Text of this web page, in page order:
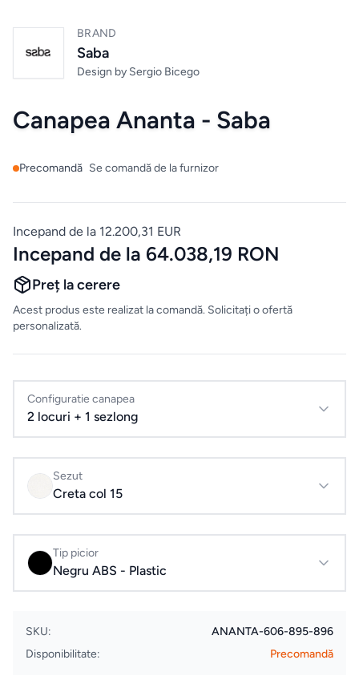
Mobilier
CATEGORII
Ceramica
pentru
& Cursuri
Pardoseli
LVT
BRAND
Saba
Design by Sergio Bicego
Canapea Ananta - Saba
Precomandă Se comandă de la furnizor
Incepand de la 12.200,31 EUR
Incepand de la 64.038,19 RON
Preț la cerere
Acest produs este realizat la comandă. Solicitați o ofertă
personalizată.
Configuratie canapea
2 locuri + 1 sezlong
Sezut
Creta col 15
Tip picior
Negru ABS - Plastic
SKU:
ANANTA-606-895-896
Disponibilitate:
Precomandă